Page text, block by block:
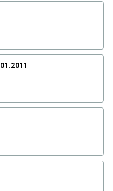
01.2011